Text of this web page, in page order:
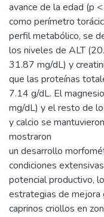
avance de la edad (p
como perímetro
perfil metabólico, se
los niveles de ALT
31.87 mg/dL) y
que las proteínas
7.14 g/dL. El
mg/dL) y el resto de
y calcio se
mostraron
un desarrollo
condiciones
potencial productivo,
estrategias de mejora
caprinos criollos en